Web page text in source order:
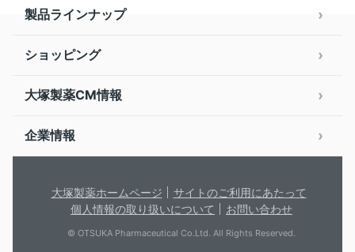
製品ラインナップ
ショッピング
大塚製薬CM情報
企業情報
大塚製薬ホームページ
サイトのご利用にあたって
個人情報の取り扱いについて
お問い合わせ
© OTSUKA Pharmaceutical Co.Ltd. All Rights Reserved.